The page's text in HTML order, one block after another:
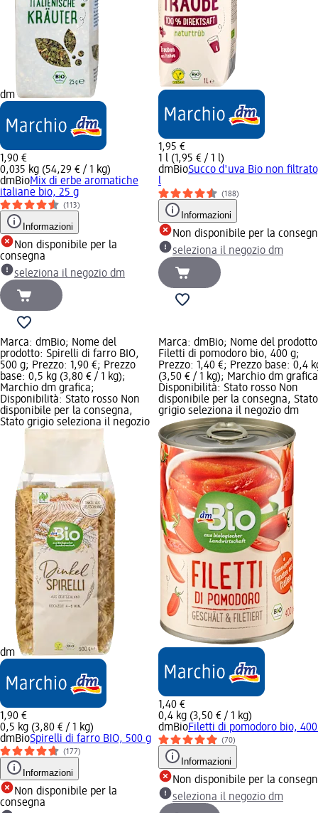
dm
1,90 €
0,035 kg (54,29 € / 1 kg)
dmBioMix di erbe aromatiche
italiane bio, 25 g
(113)
Informazioni
Non disponibile per la
consegna
seleziona il negozio dm
1,95 €
1 l (1,95 € / 1 l)
dmBioSucco d'uva Bio non
l
(188)
Informazioni
Non disponibile per la
seleziona il negozio dm
Marca: dmBio; Nome del
prodotto: Spirelli di farro BIO,
500 g; Prezzo: 1,90 €; Prezzo
base: 0,5 kg (3,80 € / 1 kg);
Marchio dm grafica;
Disponibilità: Stato rosso Non
disponibile per la consegna,
Stato grigio seleziona il negozio
dm
1,90 €
0,5 kg (3,80 € / 1 kg)
dmBioSpirelli di farro BIO, 500 g
(177)
Informazioni
Non disponibile per la
consegna
Marca: dmBio; Nome del
Filetti di pomodoro bio, 400 g;
Prezzo: 1,40 €; Prezzo base: 0,4
(3,50 € / 1 kg); Marchio dm
Disponibilità: Stato rosso Non
disponibile per la consegna, Stato
grigio seleziona il negozio dm
1,40 €
0,4 kg (3,50 € / 1 kg)
dmBioFiletti di pomodoro bio,
(70)
Informazioni
Non disponibile per la
seleziona il negozio dm